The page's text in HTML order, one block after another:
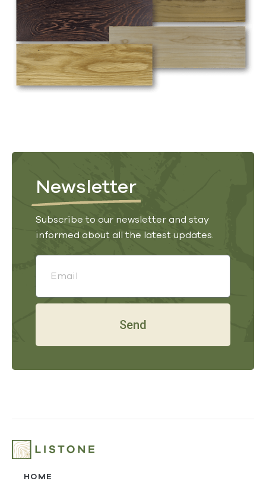
Newsletter
Subscribe to our newsletter and stay
informed about all the latest updates.
Send
HOME